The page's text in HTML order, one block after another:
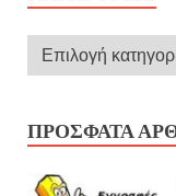
ΠΡΌΣΦΑΤΑ